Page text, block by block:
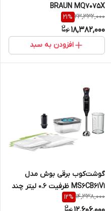
BRAUN MQ7075X
23,332,000
21%
18,382,000
افزودن به سبد
گوشت‌کوب برقی بوش مدل
MS6CB61V1 ظرفیت ۰.۶ لیتر چند
کاره
14,338,000
12%